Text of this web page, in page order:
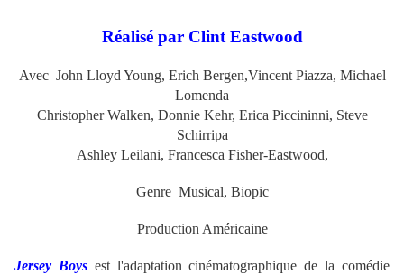
Réalisé par Clint Eastwood
Avec John Lloyd Young, Erich Bergen,Vincent Piazza, Michael
Lomenda
Christopher Walken, Donnie Kehr, Erica Piccininni, Steve
Schirripa
Ashley Leilani, Francesca Fisher-Eastwood,
Genre Musical, Biopic
Production Américaine
Jersey Boysest l'adaptation cinématographique de la comédie